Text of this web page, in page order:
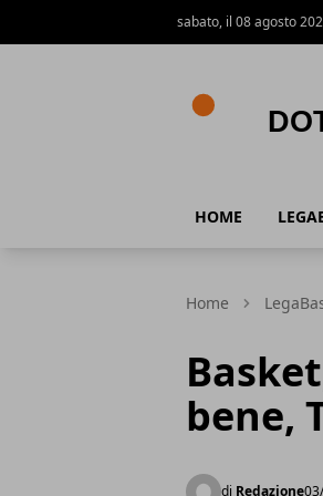
sabato, il 08 agosto
HOME
Home
bene,
di Redazione